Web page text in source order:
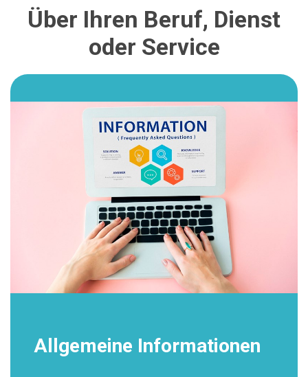
Über Ihren Beruf, Dienst
oder Service
Allgemeine Informationen